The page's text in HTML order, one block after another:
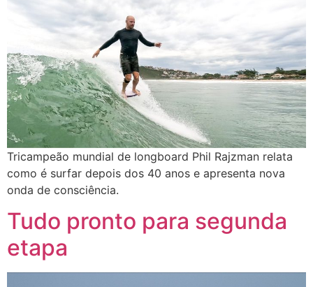
Tricampeão mundial de longboard Phil Rajzman relata
como é surfar depois dos 40 anos e apresenta nova
onda de consciência.
Tudo pronto para segunda
etapa